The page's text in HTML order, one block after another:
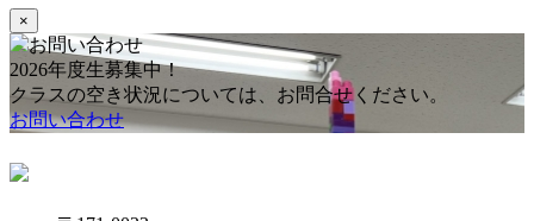
×
2026年度生募集中！
クラスの空き状況については、お問合せください。
お問い合わせ